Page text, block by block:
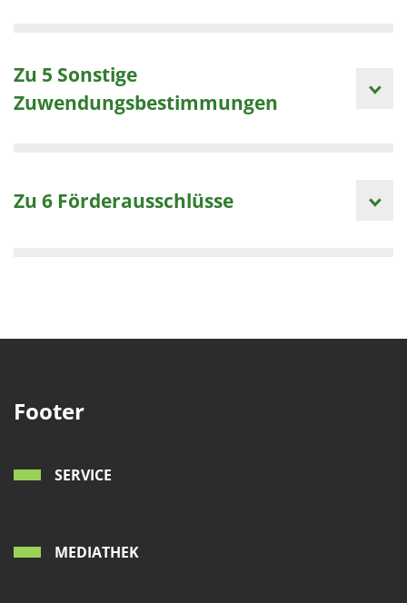
Zu 5 Sonstige
Zuwendungsbestimmungen
Zu 6 Förderausschlüsse
Footer
SERVICE
MEDIATHEK